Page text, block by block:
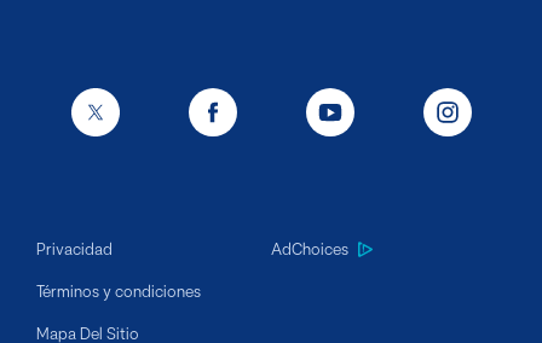
Privacidad
Términos y condiciones
Mapa Del Sitio
AdChoices